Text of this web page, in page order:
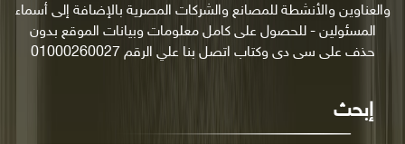
والعناوين والأنشطة للمصانع والشركات المصرية بالإضافة إلى أسماء
المسئولين - للحصول على كامل معلومات وبيانات الموقع بدون
حذف على سى دى وكتاب اتصل بنا علي الرقم 01000260027
إبحث